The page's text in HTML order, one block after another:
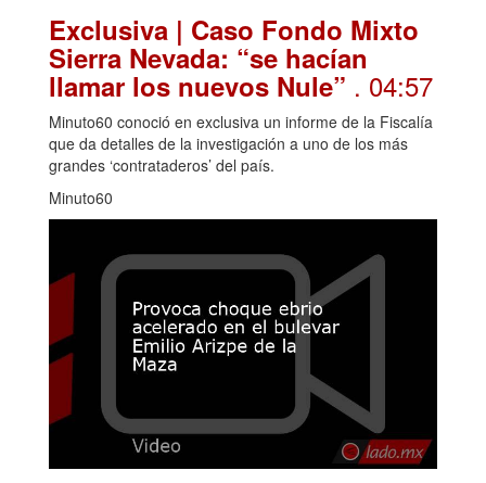
Exclusiva | Caso Fondo Mixto
Sierra Nevada: “se hacían
llamar los nuevos Nule” . 04:57
Minuto60 conoció en exclusiva un informe de la Fiscalía
que da detalles de la investigación a uno de los más
grandes ‘contrataderos’ del país.
Minuto60